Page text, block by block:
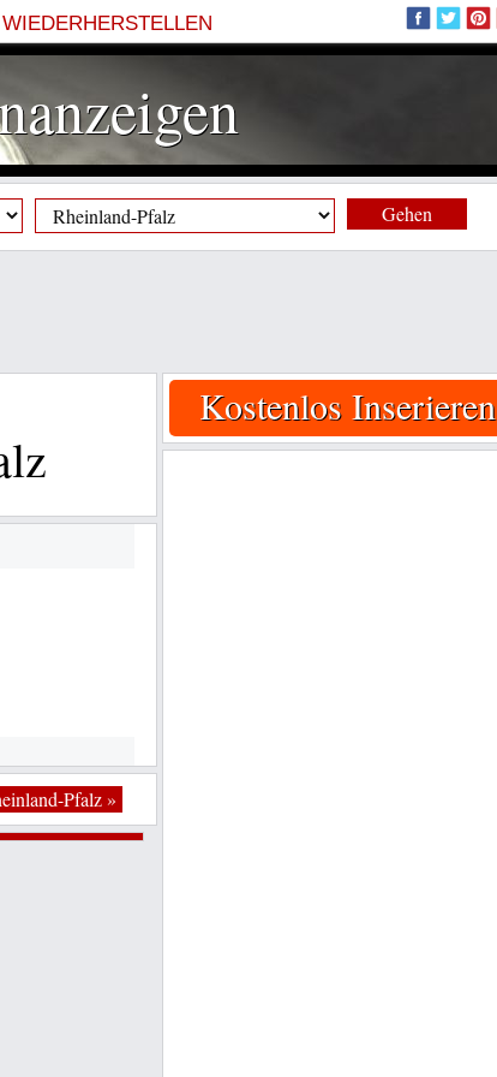
Gehen
Pfalz »
Kostenlos Inserieren